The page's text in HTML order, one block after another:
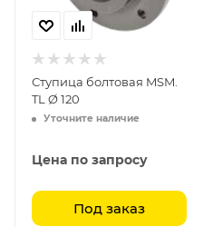
Ступица болтовая MSM.
TL Ø 120
Уточните наличие
Цена по запросу
Под заказ